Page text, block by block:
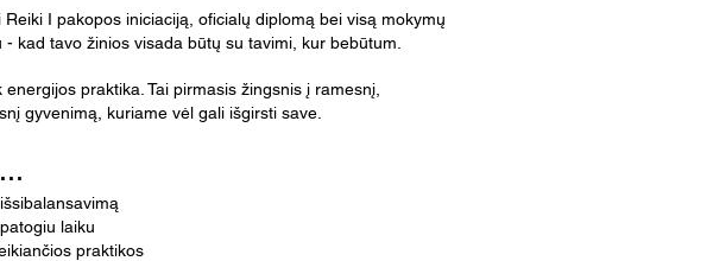
I pakopos iniciaciją, oficialų diplomą bei visą mokymų
kad tavo žinios visada būtų su tavimi, kur bebūtum.
praktika. Tai pirmasis žingsnis į ramesnį,
gyvenimą, kuriame vėl gali išgirsti save.
laiku
praktikos